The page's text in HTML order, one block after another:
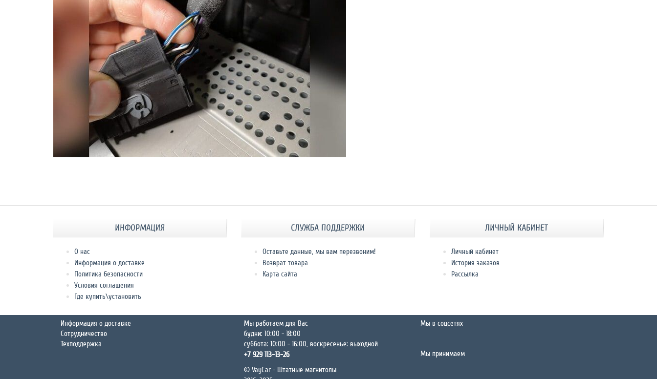
ИНФОРМАЦИЯ
О нас
Информация о доставке
Политика безопасности
Условия соглашения
Где купить\установить
СЛУЖБА ПОДДЕРЖКИ
Оставьте данные, мы вам перезвоним!
Возврат товара
Карта сайта
ЛИЧНЫЙ КАБИНЕТ
Личный кабинет
История заказов
Рассылка
Информация о доставке
Сотрудничество
Техподдержка
Мы работаем для Вас
будни: 10:00 - 18:00
суббота: 10:00 - 16:00, воскресенье: выходной
+7 929 113-13-26
© VayCar - Штатные магнитолы
Мы в соцсетях
Мы принимаем